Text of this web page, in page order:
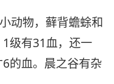
动物，藓背蟾蜍和
级有31血，还一
的血。晨之谷有杂